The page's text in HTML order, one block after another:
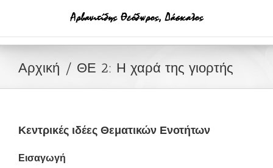
Αρχική ΘΕ 2: Η χαρά της γιορτής
Κεντρικές ιδέες Θεματικών Ενοτήτων
Εισαγωγή